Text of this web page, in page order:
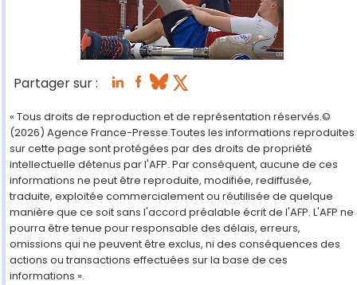
Partager sur :
« Tous droits de reproduction et de représentation réservés.©
(2026) Agence France-Presse.Toutes les informations reproduites
sur cette page sont protégées par des droits de propriété
intellectuelle détenus par l'AFP. Par conséquent, aucune de ces
informations ne peut être reproduite, modifiée, rediffusée,
traduite, exploitée commercialement ou réutilisée de quelque
manière que ce soit sans l'accord préalable écrit de l'AFP. L'AFP ne
pourra être tenue pour responsable des délais, erreurs,
omissions qui ne peuvent être exclus, ni des conséquences des
actions ou transactions effectuées sur la base de ces
informations ».